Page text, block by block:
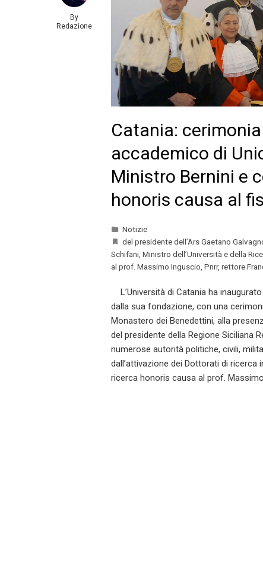
By
Redazione
Catania:
accademico di
Ministro Bernini e
honoris causa al
Notizie
del presidente dell’Ars Gaetano
Schifani Ministro dell’Università e della
al prof. Massimo Inguscio Pnrr, rettore
L’Università di Catania ha
dalla sua fondazione, con una
Monastero dei Benedettini, alla
del presidente della Regione Siciliana
numerose autorità politiche, civili,
dall’attivazione dei Dottorati di
ricerca honoris causa al prof.